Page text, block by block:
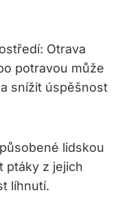
Otrava
potravou může
snížit úspěšnost
lidskou
ptáky z jejich
líhnutí.